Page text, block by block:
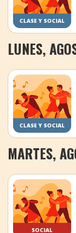
CLASE Y SOCIAL
LUNES,
CLASE Y SOCIAL
MARTES,
SOCIAL